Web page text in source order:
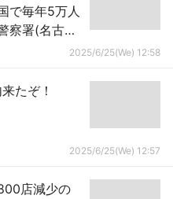
で毎年5万人
察署(名古
点構築」→2025/6/25(We) 12:58
たぞ！
2025/6/25(We) 12:57
店減少の